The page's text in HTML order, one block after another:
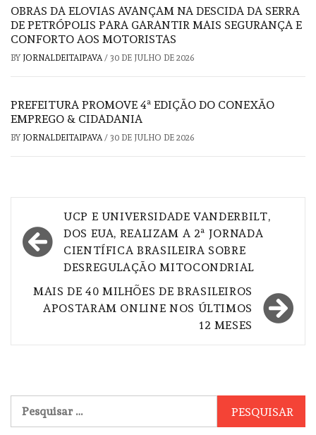
OBRAS DA ELOVIAS AVANÇAM NA DESCIDA DA SERRA
DE PETRÓPOLIS PARA GARANTIR MAIS SEGURANÇA E
CONFORTO AOS MOTORISTAS
BY JORNALDEITAIPAVA/ 30 DE JULHO DE 2026
PREFEITURA PROMOVE 4ª EDIÇÃO DO CONEXÃO
EMPREGO & CIDADANIA
BY JORNALDEITAIPAVA/ 30 DE JULHO DE 2026
Navegação
de
Post
UCP E UNIVERSIDADE VANDERBILT,
DOS EUA, REALIZAM A 2ª JORNADA
CIENTÍFICA BRASILEIRA SOBRE
DESREGULAÇÃO MITOCONDRIAL
MAIS DE 40 MILHÕES DE BRASILEIROS
APOSTARAM ONLINE NOS ÚLTIMOS
12 MESES
por: